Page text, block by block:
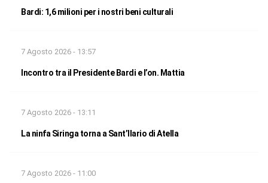
Bardi: 1,6 milioni per i nostri beni culturali
7 Agosto 2026 - 13:57
Incontro tra il Presidente Bardi e l’on. Mattia
7 Agosto 2026 - 13:11
La ninfa Siringa torna a Sant’Ilario di Atella
7 Agosto 2026 - 11:00